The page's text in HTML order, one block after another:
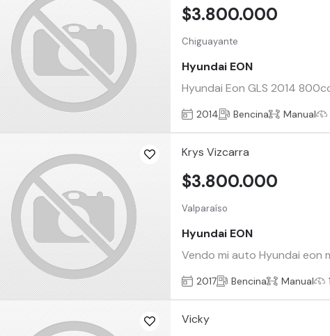
Chiguayante
Hyundai EON
Hyundai Eon GLS 2014
$3.800.000
2014 Bencina Manual
Krys Vizcarra
Valparaíso
Hyundai EON
Vendo mi auto Hyundai eon
$3.800.000
2017 Bencina Manual
Vicky